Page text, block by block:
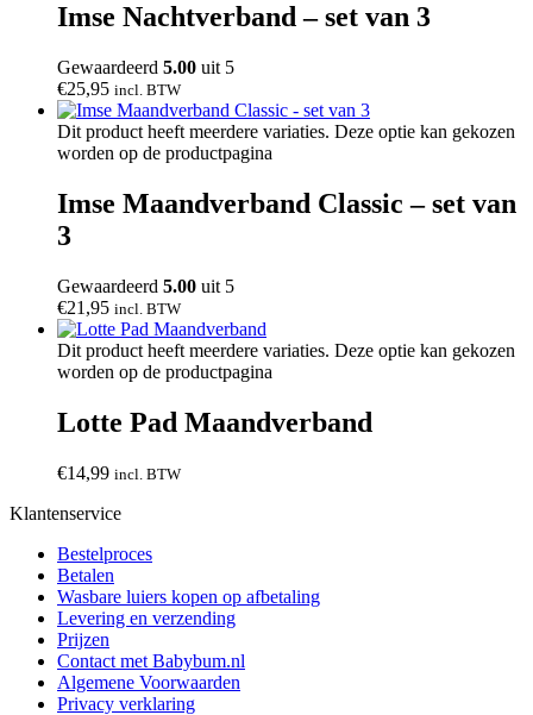
Imse Nachtverband – set van 3
Gewaardeerd 5.00 uit 5
€25,95 incl. BTW
Dit product heeft meerdere variaties. Deze optie kan gekozen
worden op de productpagina
Imse Maandverband Classic – set van
3
Gewaardeerd 5.00 uit 5
€21,95 incl. BTW
Dit product heeft meerdere variaties. Deze optie kan gekozen
worden op de productpagina
Lotte Pad Maandverband
€14,99 incl. BTW
Klantenservice
Bestelproces
Betalen
Wasbare luiers kopen op afbetaling
Levering en verzending
Prijzen
Contact met Babybum.nl
Algemene Voorwaarden
Privacy verklaring